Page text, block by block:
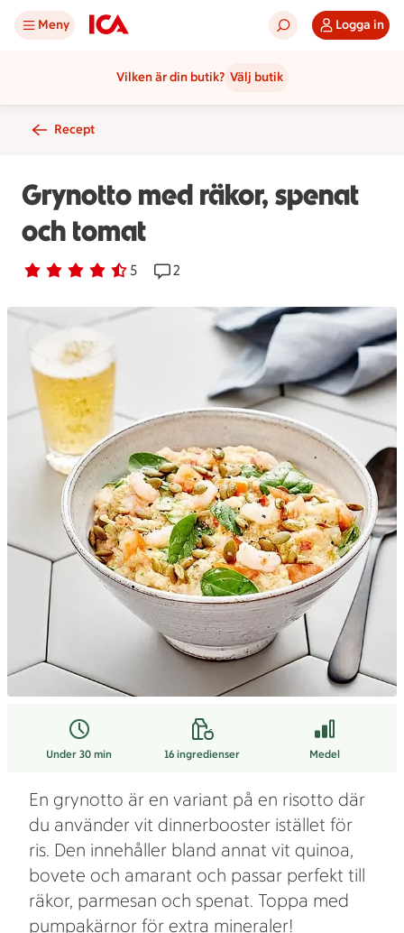
Meny Logga in
Vilken är din butik? Välj butik
Recept
Grynotto med räkor, spenat
och tomat
Betyg 4.2 av 5. 5
5 personer har röstatReceptet har 2 kommentarer
2
Under 30 min 16 ingredienser Medel
En grynotto är en variant på en risotto där
du använder vit dinnerbooster istället för
ris. Den innehåller bland annat vit quinoa,
bovete och amarant och passar perfekt till
räkor, parmesan och spenat. Toppa med
pumpakärnor för extra mineraler!